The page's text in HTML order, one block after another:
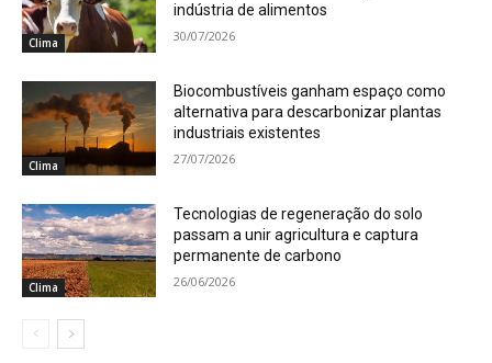
Clima
indústria de alimentos
30/07/2026
Clima
Biocombustíveis ganham espaço como
alternativa para descarbonizar plantas
industriais existentes
27/07/2026
Clima
Tecnologias de regeneração do solo
passam a unir agricultura e captura
permanente de carbono
26/06/2026